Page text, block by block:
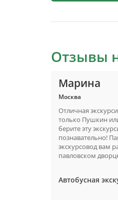
Отзывы
Марина
Москва
Отличная
только Пушкин
берите эту
познавательно!
экскурсовод вам
павловском
Автобусная